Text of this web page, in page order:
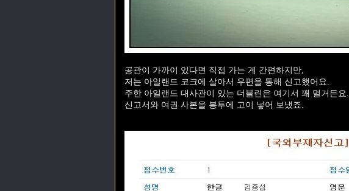
공관이 가까이 있다면 직접 가는 게 간편하지만,
저는 아일랜드 코크에 살아서 우편을 통해 신고했어요.
주한 아일랜드 대사관이 있는 더블린은 여기서 꽤 멀거든요.
신고서와 여권 사본을 봉투에 고이 넣어 보냈죠.